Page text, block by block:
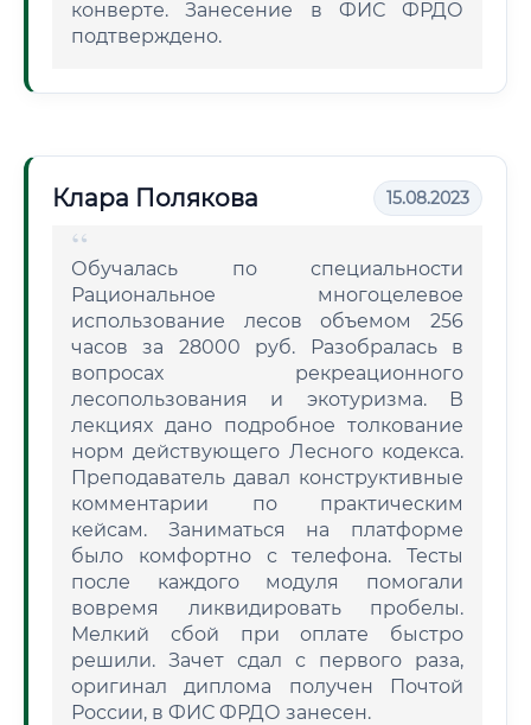
конверте. Занесение в ФИС ФРДО
подтверждено.
Клара Полякова 15.08.2023
Обучалась по специальности
Рациональное многоцелевое
использование лесов объемом 256
часов за 28000 руб. Разобралась в
вопросах рекреационного
лесопользования и экотуризма. В
лекциях дано подробное толкование
норм действующего Лесного кодекса.
Преподаватель давал конструктивные
комментарии по практическим
кейсам. Заниматься на платформе
было комфортно с телефона. Тесты
после каждого модуля помогали
вовремя ликвидировать пробелы.
Мелкий сбой при оплате быстро
решили. Зачет сдал с первого раза,
оригинал диплома получен Почтой
России, в ФИС ФРДО занесен.